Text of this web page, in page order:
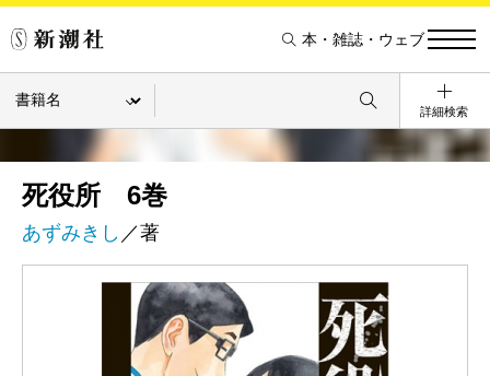
本・雑誌・ウェブ
詳細検索
死役所 6巻
あずみきし ／著